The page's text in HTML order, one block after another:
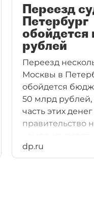
Переезд
Петербург
рублей
Переезд
Москвы в
обойдется
50 млрд
часть этих денег
правительство
продажи
в Москве.
dp.ru